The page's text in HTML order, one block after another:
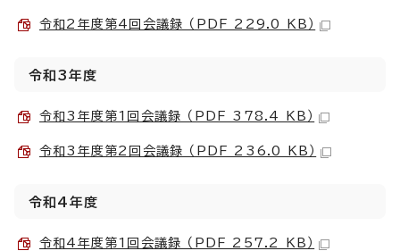
令和2年度第4回会議録 （PDF 229.0 KB）
令和3年度
令和3年度第1回会議録 （PDF 378.4 KB）
令和3年度第2回会議録 （PDF 236.0 KB）
令和4年度
令和4年度第1回会議録 （PDF 257.2 KB）